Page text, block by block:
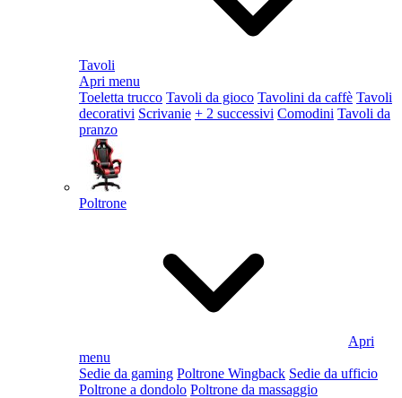
Tavoli
Apri menu
Toeletta trucco Tavoli da gioco Tavolini da caffè Tavoli
decorativi Scrivanie + 2 successivi Comodini Tavoli da
pranzo
Poltrone
Apri
menu
Sedie da gaming Poltrone Wingback Sedie da ufficio
Poltrone a dondolo Poltrone da massaggio